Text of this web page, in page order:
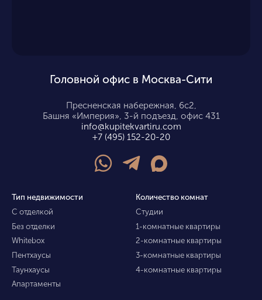
Головной офис в Москва-Сити
Пресненская набережная, 6с2,
Башня «Империя», 3-й подъезд, офис 431
info@kupitekvartiru.com
+7 (495) 152-20-20
Тип недвижимости
С отделкой
Без отделки
Whitebox
Пентхаусы
Таунхаусы
Апартаменты
Количество комнат
Студии
1-комнатные квартиры
2-комнатные квартиры
3-комнатные квартиры
4-комнатные квартиры